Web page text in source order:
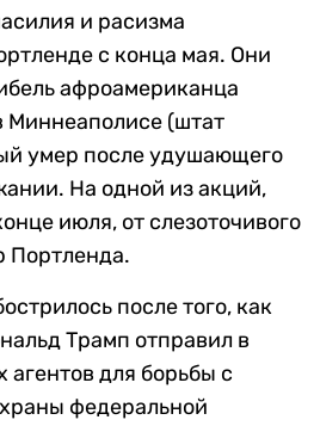
и расизма
с конца мая. Они
афроамериканца
(штат
умер после удушающего
На одной из акций,
июля, от слезоточивого
Портленда.
после того, как
Трамп отправил в
для борьбы с
федеральной